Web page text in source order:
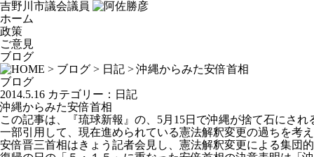
吉野川市議会議員
ホーム
政策
ご意見
ブログ
> ブログ > 日記 > 沖縄からみた安倍首相
ブログ
2014.5.16 カテゴリー： 日記
沖縄からみた安倍首相
この記事は、『琉球新報』の、5月15日で沖縄が捨て石にさ
一部引用して、現在進められている憲法解釈変更の過ちを考
安倍晋三首相はきょう記者会見し、憲法解釈変更による集団